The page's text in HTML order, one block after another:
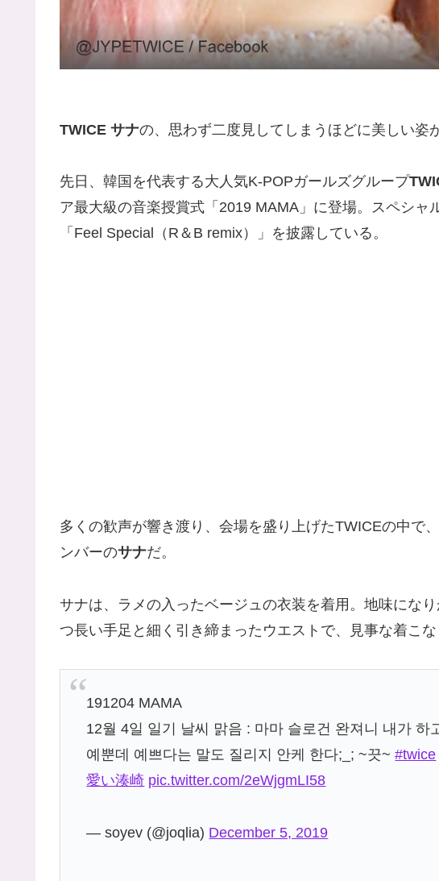
TWICE サナの、思わず二度見してしまうほどに美しい姿
先日、韓国を代表する大人気K-POPガールズグループ
ア最大級の音楽授賞式「2019 MAMA」に登場。スペシャ
「Feel Special（R＆B remix）」を披露している。
多くの歓声が響き渡り、会場を盛り上げたTWICEの中で
ンバーのサナだ。
サナは、ラメの入ったベージュの衣装を着用。地味にな
つ長い手足と細く引き締まったウエストで、見事な着こな
191204 MAMA
12월 4일 일기 날씨 맑음 : 마마 슬로건 완져니 내가 하
예뿐데 예쁘다는 말도 질리지 안케 한다;_; ~끗~#twice
愛い湊崎 pic.twitter.com/2eWjgmLI58
— soyev (@joqlia) December 5, 2019